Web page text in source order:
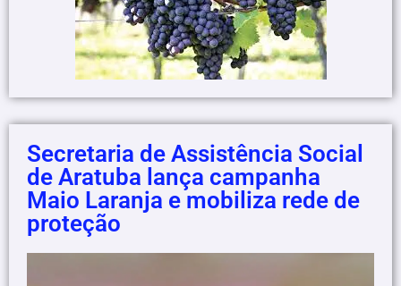
Secretaria de Assistência Social
de Aratuba lança campanha
Maio Laranja e mobiliza rede de
proteção